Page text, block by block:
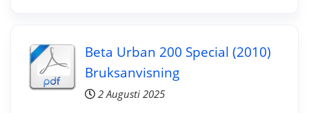
Beta Urban 200 Special (2010)
Bruksanvisning
2 Augusti 2025